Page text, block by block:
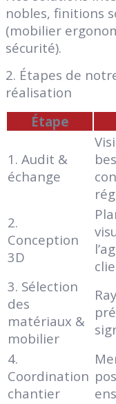
nobles, finitions
(mobilier
sécurité).
2. Étapes de
réalisation
Étape
1. Audit &
échange
2.
Conception
3D
3. Sélection
des
matériaux &
mobilier
4.
Coordination
chantier